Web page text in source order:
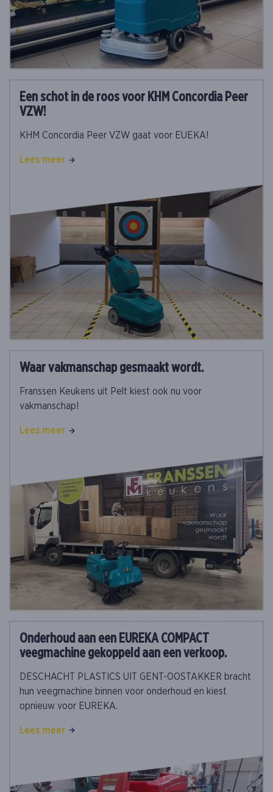
Een schot in de roos voor KHM Concordia Peer
VZW!
KHM Concordia Peer VZW gaat voor EUEKA!
Lees meer
Waar vakmanschap gesmaakt wordt.
Franssen Keukens uit Pelt kiest ook nu voor
vakmanschap!
Lees meer
Onderhoud aan een EUREKA COMPACT
veegmachine gekoppeld aan een verkoop.
DESCHACHT PLASTICS UIT GENT-OOSTAKKER bracht
hun veegmachine binnen voor onderhoud en kiest
opnieuw voor EUREKA.
Lees meer